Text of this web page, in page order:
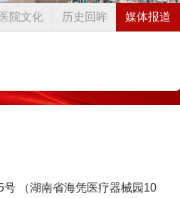
医院文化 历史回眸 媒体报道
（湖南省海凭医疗器械园10